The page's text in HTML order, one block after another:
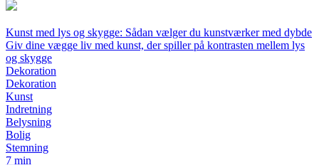
Kunst med lys og skygge: Sådan vælger du kunstværker med dybde
Giv dine vægge liv med kunst, der spiller på kontrasten mellem lys
og skygge
Dekoration
Dekoration
Kunst
Indretning
Belysning
Bolig
Stemning
7 min